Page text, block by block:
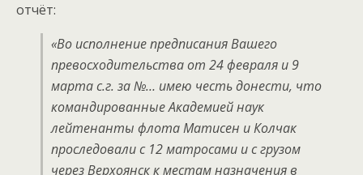
отчёт:
«Во исполнение предписания Вашего
превосходительства от 24 февраля и 9
марта с.г. за №… имею честь донести, что
командированные Академией наук
лейтенанты флота Матисен и Колчак
проследовали с 12 матросами и с грузом
через Верхоянск к местам назначения в